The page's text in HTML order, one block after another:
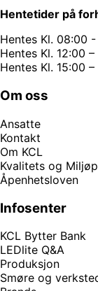
Hentetider på
Hentes Kl. 08:00
Hentes Kl. 12:00
Hentes Kl. 15:00
Om oss
Ansatte
Kontakt
Om KCL
Kvalitets og
Åpenhetsloven
Infosenter
KCL Bytter Bank
LEDlite Q&A
Produksjon
Smøre og